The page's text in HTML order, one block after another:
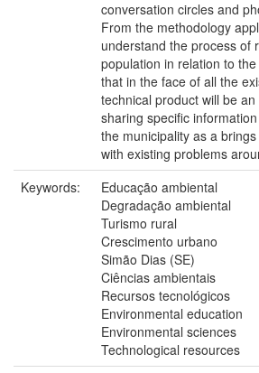
conversation circles and
From the methodology
understand the process of
population in relation to
that in the face of all the
technical product will be
sharing specific
the municipality as a
with existing problems
Keywords:
Educação ambiental
Degradação ambiental
Turismo rural
Crescimento urbano
Simão Dias (SE)
Ciências ambientais
Recursos tecnológicos
Environmental education
Environmental sciences
Technological resources